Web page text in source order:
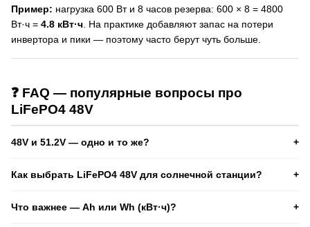
Пример: нагрузка 600 Вт и 8 часов резерва: 600 × 8 = 4800
Вт·ч = 4.8 кВт·ч . На практике добавляют запас на потери
инвертора и пики — поэтому часто берут чуть больше.
❓ FAQ — популярные вопросы про
LiFePO4 48V
48V и 51.2V — одно и то же?
51.2V. Полная зарядка обычно до ~58.4V. Это один класс
Как выбрать LiFePO4 48V для солнечной станции?
нагрузки. Критично: ток BMS, настройки заряда и условия
Что важнее — Ah или Wh (кВт·ч)?